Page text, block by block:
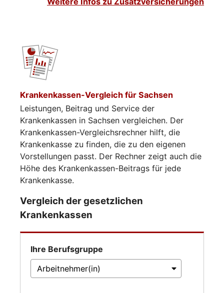
Krankenkassen-Vergleich für Sachsen
Leistungen, Beitrag und Service der
Krankenkassen in Sachsen vergleichen. Der
Krankenkassen-Vergleichsrechner hilft, die
Krankenkasse zu finden, die zu den eigenen
Vorstellungen passt. Der Rechner zeigt auch die
Höhe des Krankenkassen-Beitrags für jede
Krankenkasse.
Vergleich der gesetzlichen
Krankenkassen
Ihre Berufsgruppe